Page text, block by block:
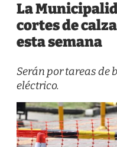
La
cortes de
esta semana
Serán por tareas de
eléctrico.